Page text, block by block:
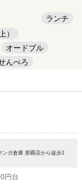
ランチ
）
オードブル
んべろ
ンガ倉庫 那覇店から徒歩1
円台